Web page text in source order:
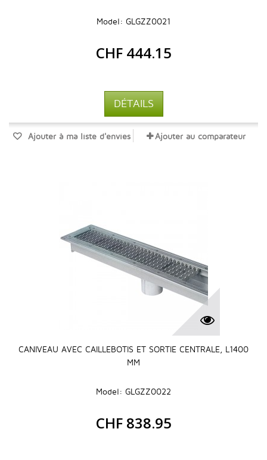
Model: GLGZZ0021
CHF 444.15
DÉTAILS
Ajouter à ma liste d'envies Ajouter au comparateur
CANIVEAU AVEC CAILLEBOTIS ET SORTIE CENTRALE, L1400
MM
Model: GLGZZ0022
CHF 838.95